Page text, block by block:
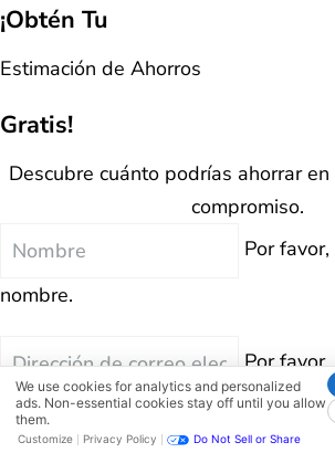
¡Obtén Tu
Estimación de Ahorros
Gratis!
Descubre cuánto podrías ahorrar
compromiso.
Nombre
Por
nombre.
Correo
Electrónico
Por
dirección de correo electrónico válida.
We use cookies for analytics and personalized
ads. Non-essential cookies stay off until you allow
them.
Customize Privacy Policy Do Not Sell or Share